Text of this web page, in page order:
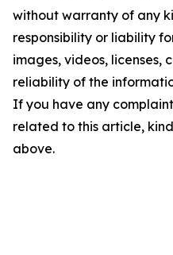
without warranty of any
responsibility or liability
images, videos, licenses,
reliability of the
If you have any
related to this article,
above.